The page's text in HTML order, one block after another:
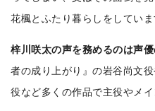
花楓とふたり暮らしをしていま
梓川咲太の声を務めるのは声
者の成り上がり』の岩谷尚文
役など多くの作品で主役やメ